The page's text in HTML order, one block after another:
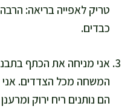
טריק לאפייה בריאה:
כבדים.
אני מניחה את הכתף
המשחה מכל הצדדים. אני
הם נותנים ריח ירוק